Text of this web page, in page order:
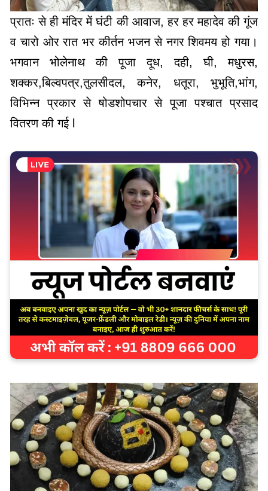
प्रातः से ही मंदिर में घंटी की आवाज, हर हर महादेव की गूंज
व चारो ओर रात भर कीर्तन भजन से नगर शिवमय हो गया।
भगवान भोलेनाथ की पूजा दूध, दही, घी, मधुरस,
शक्कर,बिल्वपत्र,तुलसीदल, कनेर, धतूरा, भुभूति,भांग,
विभिन्न प्रकार से षोडशोपचार से पूजा पश्चात प्रसाद
वितरण की गई l